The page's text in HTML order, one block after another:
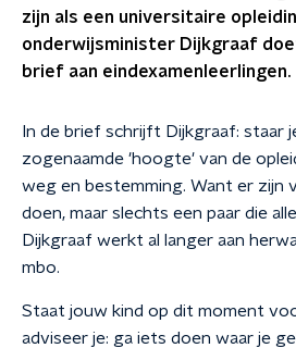
zijn als een universitaire
onderwijsminister Dijkgraaf
brief aan eindexamenleerlingen.
In de brief schrijft Dijkgraaf: staar
zogenaamde 'hoogte' van de
weg en bestemming. Want er zijn
doen, maar slechts een paar die
Dijkgraaf werkt al langer aan
mbo.
Staat jouw kind op dit moment
adviseer je: ga iets doen waar je